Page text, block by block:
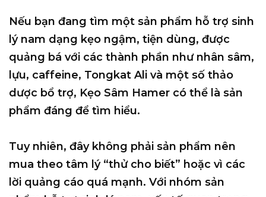
Nếu bạn đang tìm một sản phẩm hỗ trợ sinh
lý nam dạng kẹo ngậm, tiện dùng, được
quảng bá với các thành phần như nhân sâm,
lựu, caffeine, Tongkat Ali và một số thảo
dược bổ trợ, Kẹo Sâm Hamer có thể là sản
phẩm đáng để tìm hiểu.
Tuy nhiên, đây không phải sản phẩm nên
mua theo tâm lý “thử cho biết” hoặc vì các
lời quảng cáo quá mạnh. Với nhóm sản